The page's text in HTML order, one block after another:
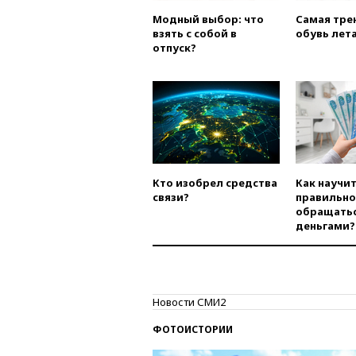
Модный выбор: что
взять с собой в
отпуск?
Самая
обувь
Кто изобрел средства
связи?
Как
правильно
деньгами?
Новости СМИ2
ФОТОИСТОРИИ